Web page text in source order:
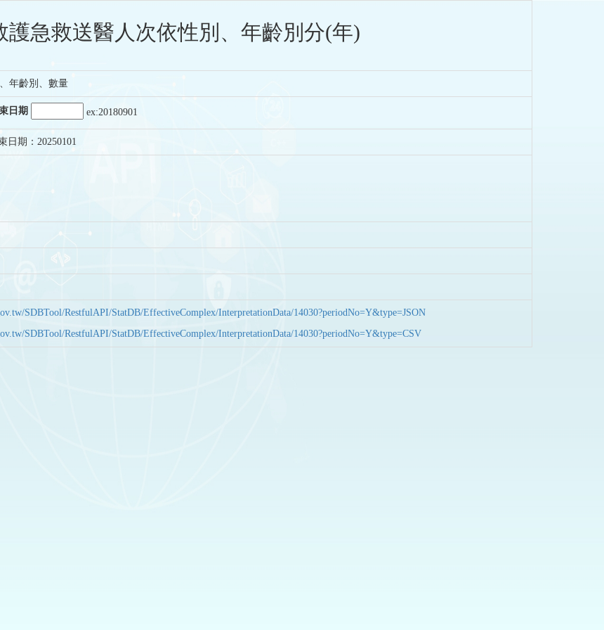
護急救送醫人次依性別、年齡別分(年)
年齡別、數量
日期 ex:20180901
日期：20250101
SDBTool/RestfulAPI/StatDB/EffectiveComplex/InterpretationData/14030?periodNo=Y&type=JSON
SDBTool/RestfulAPI/StatDB/EffectiveComplex/InterpretationData/14030?periodNo=Y&type=CSV